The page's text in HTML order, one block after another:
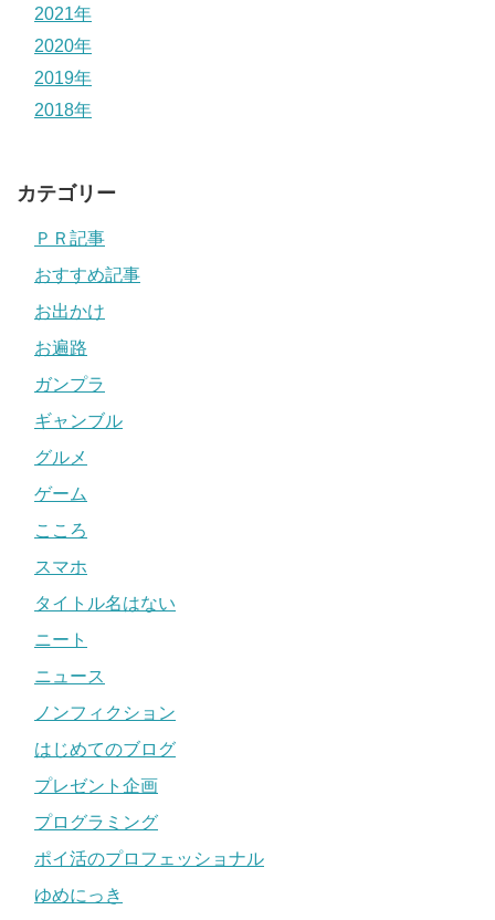
2021年
2020年
2019年
2018年
カテゴリー
ＰＲ記事
おすすめ記事
お出かけ
お遍路
ガンプラ
ギャンブル
グルメ
ゲーム
こころ
スマホ
タイトル名はない
ニート
ニュース
ノンフィクション
はじめてのブログ
プレゼント企画
プログラミング
ポイ活のプロフェッショナル
ゆめにっき